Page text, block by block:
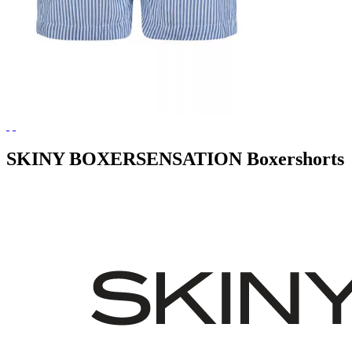
SKINY BOXERSENSATION Boxershorts